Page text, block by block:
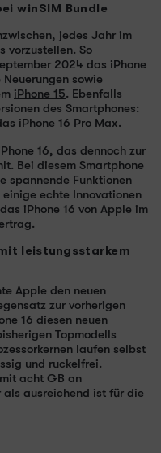
winSIM Bundle
jedes Jahr im
vorzustellen. So
2024 das iPhone
sowie
iPhone 15. Ebenfalls
des Smartphones:
iPhone 16 Pro Max.
16, das dennoch zur
Bei diesem Smartphone
spannende Funktionen
echte Innovationen
iPhone 16 von Apple im
leistungsstarkem
Apple den neuen
zur vorherigen
16 diesen neuen
Topmodells
laufen selbst
und ruckelfrei.
acht GB an
ausreichend ist für die